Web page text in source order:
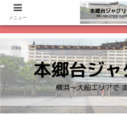
メニュー